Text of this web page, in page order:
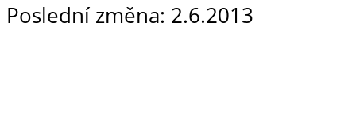
Poslední změna: 2.6.2013